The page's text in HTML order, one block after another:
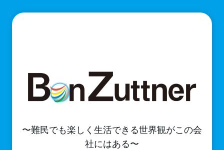
〜難⺠でも楽しく⽣活できる世界観がこの会
社にはある〜